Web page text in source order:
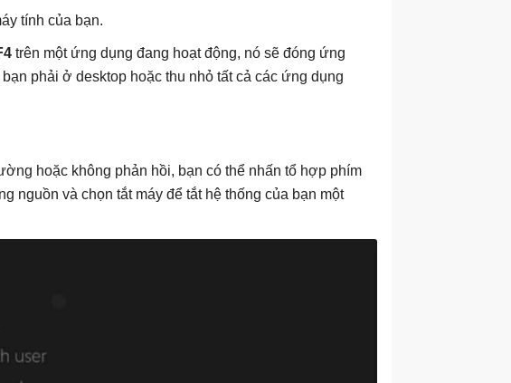
tính của bạn.
trên một ứng dụng đang hoạt động, nó sẽ đóng ứng
phải ở desktop hoặc thu nhỏ tất cả các ứng dụng
hoặc không phản hồi, bạn có thể nhấn tổ hợp phím
nguồn và chọn tắt máy để tắt hệ thống của bạn một